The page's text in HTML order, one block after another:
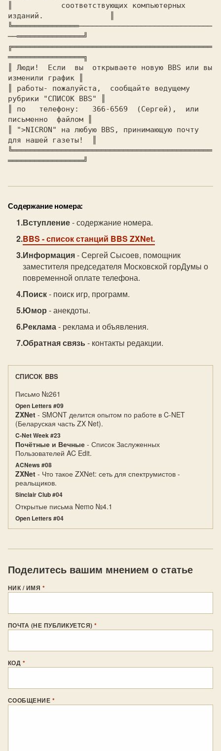
соответствующих компьютерных
╚═══════════════──────────────────────────────
──═══════════════╝
╔═════════════════════════════════════════════
═════════════════╗
Люди!  Если  вы  открываете новую BBS или вы
изменили график
работы- пожалуйста,  сообщайте ведущему
рубрики "СПИСОК BBS"
по   телефону:   366-6569  (Сергей),  или
письменно  файлом
">NICRON" на любую BBS, принимающую почту
для нашей газеты!
╚═════════════════════════════════════════════
Содержание номера:
Вступление- содержание номера.
BBS - список станций BBS ZXNet.
Информация- Сеpгей Сысоев, помощник
заместителя пpедседателя Московской гоpДyмы о
повременной оплате телефона.
Поиск- поиск игр, программ.
Юмор - анекдоты.
Реклама- реклама и объявления.
Обратная связь - контакты редакции.
СПИСОК BBS
Письмо №261
Open Letters #09
ZXNet - SMONT делится опытом по работе в C-NET
(Беларуская часть ZX Net).
C-Net Week #23
Почётные и Вечные - Список Заслуженных
Пользователей AC Edit.
ACNews #08
ZXNet - Что такое ZXNet: сеть для спектрумистов -
реальщиков.
Sinclair Club #04
Открытые письма Nemo №4.1
Open Letters #04
Поделитесь вашим мнением о статье
НИК / ИМЯ *
ПОЧТА (НЕ ПУБЛИКУЕТСЯ)*
КОД *
СООБЩЕНИЕ *